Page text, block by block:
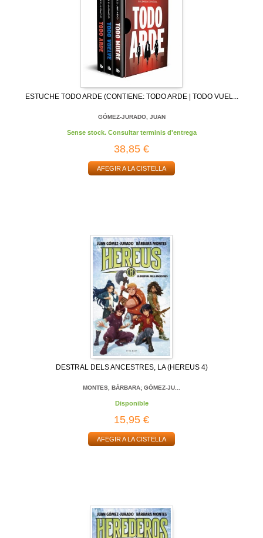
ESTUCHE TODO ARDE (CONTIENE: TODO ARDE | TODO VUEL...
GÓMEZ-JURADO, JUAN
Sense stock. Consultar terminis d'entrega
38,85 €
AFEGIR A LA CISTELLA
DESTRAL DELS ANCESTRES, LA (HEREUS 4)
MONTES, BÁRBARA; GÓMEZ-JU...
Disponible
15,95 €
AFEGIR A LA CISTELLA